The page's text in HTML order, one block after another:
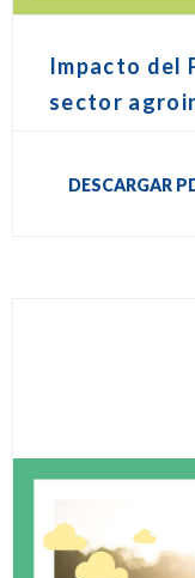
Impacto del
sector
DESCARGAR